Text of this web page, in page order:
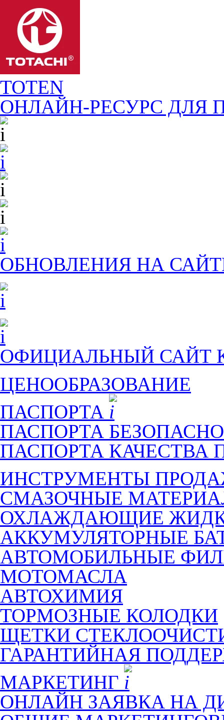
TOTEN
ОНЛАЙН-РЕСУРС ДЛЯ
ОБНОВЛЕНИЯ НА
ОФИЦИАЛЬНЫЙ САЙТ
ЦЕНООБРАЗОВАНИЕ
ПАСПОРТА
ПАСПОРТА
ПАСПОРТА КАЧЕСТВА
ИНСТРУМЕНТЫ
СМАЗОЧНЫЕ
ОХЛАЖДАЮЩИЕ
АККУМУЛЯТОРНЫЕ
АВТОМОБИЛЬНЫЕ
МОТОМАСЛА
АВТОХИМИЯ
ТОРМОЗНЫЕ КОЛОДКИ
ЩЕТКИ
ГАРАНТИЙНАЯ
МАРКЕТИНГ
ОНЛАЙН ЗАЯВКА НА